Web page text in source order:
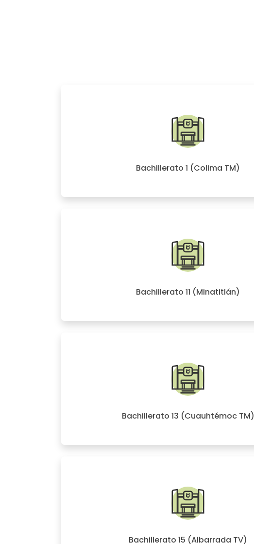
Bachillerato 1 (Colima TM)
Bachillerato 11 (Minatitlán)
Bachillerato 13 (Cuauhtémoc TM)
Bachillerato 15 (Albarrada TV)